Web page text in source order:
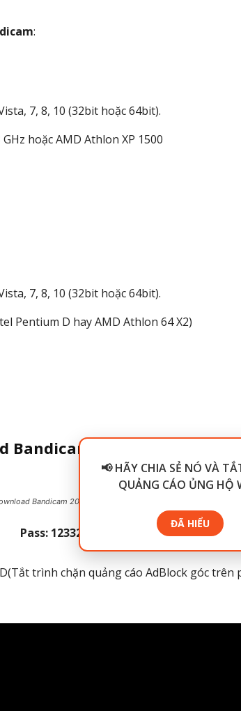
:
7, 8, 10 (32bit hoặc 64bit).
hoặc AMD Athlon XP 1500
7, 8, 10 (32bit hoặc 64bit).
Pentium D hay AMD Athlon 64 X2)
2023
Bandicam 2023 miễn phí
Pass: 12332112
trình chặn quảng cáo AdBlock góc trên
📢 HÃY CHIA SẺ NÓ VÀ
QUẢNG CÁO ỦNG HỘ
ĐÃ HIỂU